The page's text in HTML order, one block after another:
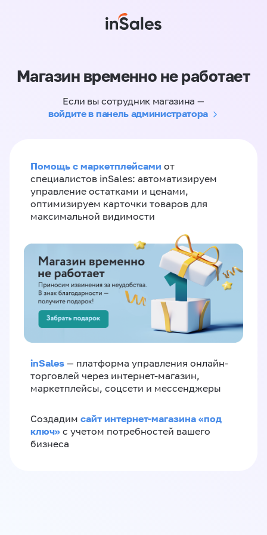
Магазин временно не работает
Если вы сотрудник магазина —
войдите в панель администратора
Помощь с маркетплейсами от
специалистов inSales: автоматизируем
управление остатками и ценами,
оптимизируем карточки товаров для
максимальной видимости
inSales — платформа управления онлайн-
торговлей через интернет-магазин,
маркетплейсы, соцсети и мессенджеры
Создадим сайт интернет-магазина «под
ключ» с учетом потребностей вашего
бизнеса